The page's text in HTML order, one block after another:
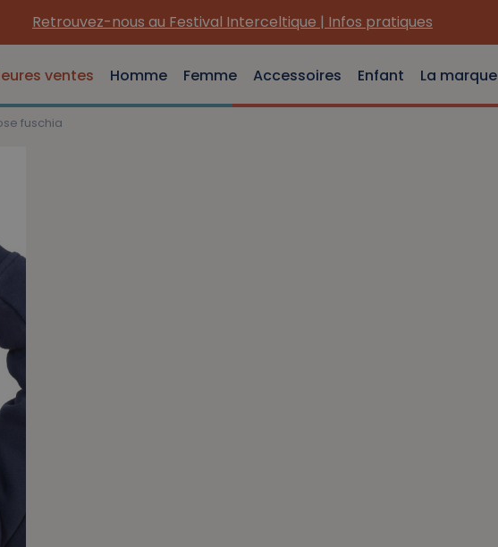
Retrouvez-nous au Festival Interceltique | Infos pratiques
ventes Homme Femme Accessoires Enfant La marque
fuschia